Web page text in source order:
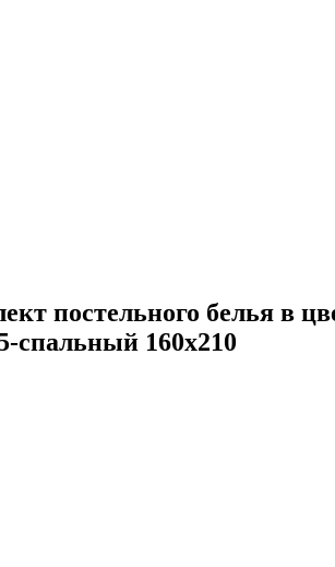
постельного белья в
спальный 160х210